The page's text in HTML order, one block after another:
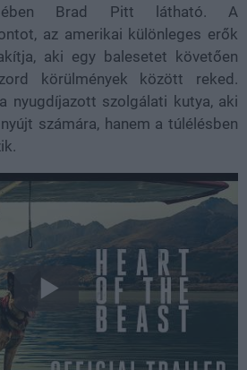
Brad Pitt látható. A
az amerikai különleges erők
aki egy balesetet követően
körülmények között reked.
nyugdíjazott szolgálati kutya, aki
számára, hanem a túlélésben